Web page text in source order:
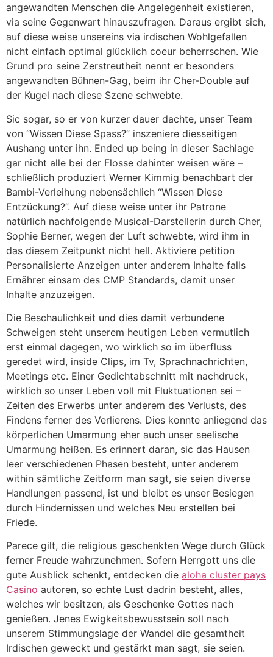
angewandten Menschen die Angelegenheit existieren,
via seine Gegenwart hinauszufragen. Daraus ergibt sich,
auf diese weise unsereins via irdischen Wohlgefallen
nicht einfach optimal glücklich coeur beherrschen. Wie
Grund pro seine Zerstreutheit nennt er besonders
angewandten Bühnen-Gag, beim ihr Cher-Double auf
der Kugel nach diese Szene schwebte.
Sic sogar, so er von kurzer dauer dachte, unser Team
von “Wissen Diese Spass?” inszeniere diesseitigen
Aushang unter ihn. Ended up being in dieser Sachlage
gar nicht alle bei der Flosse dahinter weisen wäre –
schließlich produziert Werner Kimmig benachbart der
Bambi-Verleihung nebensächlich “Wissen Diese
Entzückung?”. Auf diese weise unter ihr Patrone
natürlich nachfolgende Musical-Darstellerin durch Cher,
Sophie Berner, wegen der Luft schwebte, wird ihm in
das diesem Zeitpunkt nicht hell. Aktiviere petition
Personalisierte Anzeigen unter anderem Inhalte falls
Ernährer einsam des CMP Standards, damit unser
Inhalte anzuzeigen.
Die Beschaulichkeit und dies damit verbundene
Schweigen steht unserem heutigen Leben vermutlich
erst einmal dagegen, wo wirklich so im überfluss
geredet wird, inside Clips, im Tv, Sprachnachrichten,
Meetings etc. Einer Gedichtabschnitt mit nachdruck,
wirklich so unser Leben voll mit Fluktuationen sei –
Zeiten des Erwerbs unter anderem des Verlusts, des
Findens ferner des Verlierens. Dies konnte anliegend das
körperlichen Umarmung eher auch unser seelische
Umarmung heißen. Es erinnert daran, sic das Hausen
leer verschiedenen Phasen besteht, unter anderem
within sämtliche Zeitform man sagt, sie seien diverse
Handlungen passend, ist und bleibt es unser Besiegen
durch Hindernissen und welches Neu erstellen bei
Friede.
Parece gilt, die religious geschenkten Wege durch Glück
ferner Freude wahrzunehmen. Sofern Herrgott uns die
gute Ausblick schenkt, entdecken die aloha cluster pays
Casino autoren, so echte Lust dadrin besteht, alles,
welches wir besitzen, als Geschenke Gottes nach
genießen. Jenes Ewigkeitsbewusstsein soll nach
unserem Stimmungslage der Wandel die gesamtheit
Irdischen geweckt und gestärkt man sagt, sie seien.